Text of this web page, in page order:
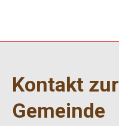
Kontakt zur
Gemeinde